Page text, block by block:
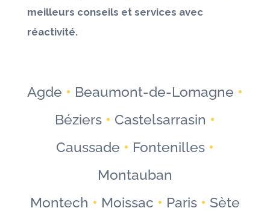
meilleurs conseils et services avec
réactivité.
Agde • Beaumont-de-Lomagne •
Béziers • Castelsarrasin •
Caussade • Fontenilles •
Montauban
Montech • Moissac • Paris • Sète